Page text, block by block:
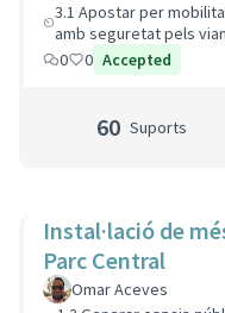
3.1 Apostar per
amb seguretat pels
0
0 Accepted
60 Suports
Instal·lació de
Parc Central
Omar Aceves